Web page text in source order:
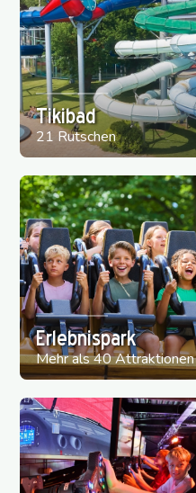
Tikibad
21 Rutschen
Erlebnispark
Mehr als 40 Attraktionen